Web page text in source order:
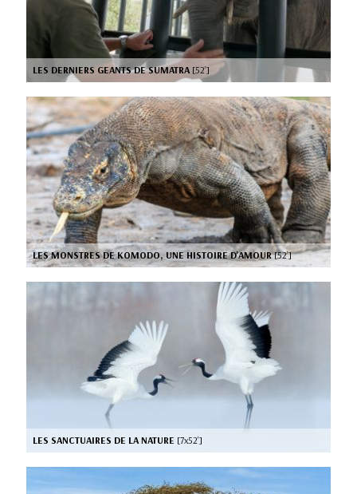
LES DERNIERS GEANTS DE SUMATRA [52’]
LES MONSTRES DE KOMODO, UNE HISTOIRE D'AMOUR[52’]
LES SANCTUAIRES DE LA NATURE [7x52’]